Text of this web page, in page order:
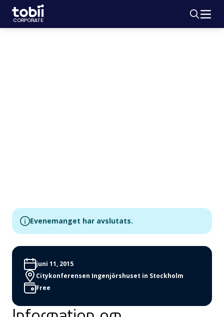
CORPORATE Sök
Evenemanget har avslutats.
juni 11, 2015
Citykonferensen Ingenjörshuset in Stockholm
Free